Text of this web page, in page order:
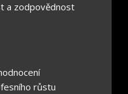
a zodpovědnost
růstu